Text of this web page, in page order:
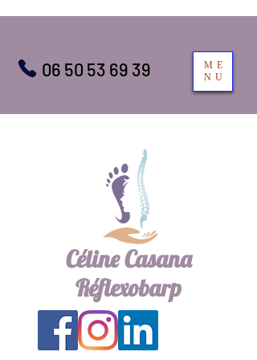
ME
NU
06 50 53 69 39
Céline Casana
Réflexobarp